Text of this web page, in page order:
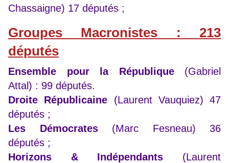
Chassaigne) 17 députés ;
Groupes Macronistes : 213
députés
Ensemble pour la République (Gabriel
Attal) : 99 députés.
Droite Républicaine (Laurent Vauquiez) 47
députés ;
Les Démocrates (Marc Fesneau) 36
députés ;
Horizons & Indépendants (Laurent